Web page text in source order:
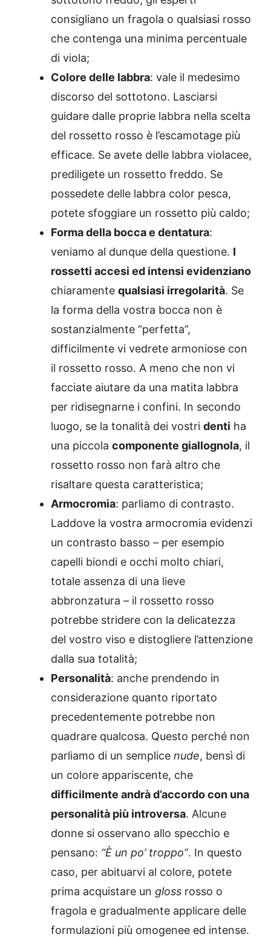
consigliano un fragola o qualsiasi rosso
che contenga una minima percentuale
di viola;
Colore delle labbra: vale il medesimo
discorso del sottotono. Lasciarsi
guidare dalle proprie labbra nella scelta
del rossetto rosso è l’escamotage più
efficace. Se avete delle labbra violacee,
prediligete un rossetto freddo. Se
possedete delle labbra color pesca,
potete sfoggiare un rossetto più caldo;
Forma della bocca e dentatura:
veniamo al dunque della questione. I
rossetti accesi ed intensi evidenziano
chiaramente qualsiasi irregolarità. Se
la forma della vostra bocca non è
sostanzialmente “perfetta”,
difficilmente vi vedrete armoniose con
il rossetto rosso. A meno che non vi
facciate aiutare da una matita labbra
per ridisegnarne i confini. In secondo
luogo, se la tonalità dei vostri denti ha
una piccola componente giallognola, il
rossetto rosso non farà altro che
risaltare questa caratteristica;
Armocromia: parliamo di contrasto.
Laddove la vostra armocromia evidenzi
un contrasto basso – per esempio
capelli biondi e occhi molto chiari,
totale assenza di una lieve
abbronzatura – il rossetto rosso
potrebbe stridere con la delicatezza
del vostro viso e distogliere l’attenzione
dalla sua totalità;
Personalità: anche prendendo in
considerazione quanto riportato
precedentemente potrebbe non
quadrare qualcosa. Questo perché non
parliamo di un semplice nude, bensì di
un colore appariscente, che
difficilmente andrà d’accordo con una
personalità più introversa. Alcune
donne si osservano allo specchio e
pensano: “È un po’ troppo”. In questo
caso, per abituarvi al colore, potete
prima acquistare un gloss rosso o
fragola e gradualmente applicare delle
formulazioni più omogenee ed intense.